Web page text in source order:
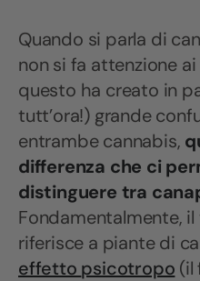
Quando si parla di
non si fa attenzione
questo ha creato in
tutt’ora!) grande
entrambe cannabis,
differenza che ci
distinguere tra
Fondamentalmente,
riferisce a piante di
effetto psicotropo (il